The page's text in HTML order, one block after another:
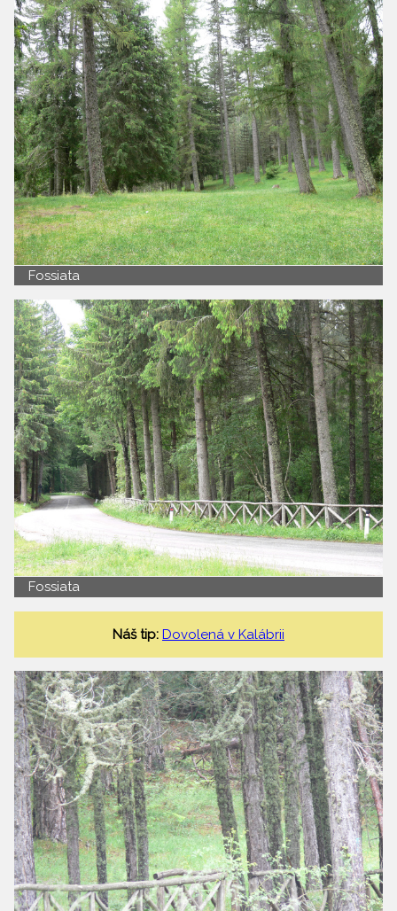
Fossiata
Fossiata
Náš tip: Dovolená v Kalábrii